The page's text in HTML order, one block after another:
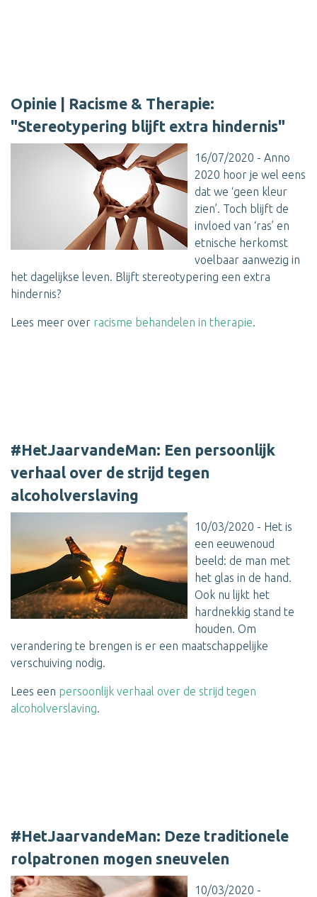
Opinie | Racisme & Therapie:
"Stereotypering blijft extra hindernis"
16/07/2020 - Anno
2020 hoor je wel eens
dat we ‘geen kleur
zien’. Toch blijft de
invloed van ‘ras’ en
etnische herkomst
voelbaar aanwezig in
het dagelijkse leven. Blijft stereotypering een extra
hindernis?
Lees meer over racisme behandelen in therapie.
#HetJaarvandeMan: Een persoonlijk
verhaal over de strijd tegen
alcoholverslaving
10/03/2020 - Het is
een eeuwenoud
beeld: de man met
het glas in de hand.
Ook nu lijkt het
hardnekkig stand te
houden. Om
verandering te brengen is er een maatschappelijke
verschuiving nodig.
Lees een persoonlijk verhaal over de strijd tegen
alcoholverslaving.
#HetJaarvandeMan: Deze traditionele
rolpatronen mogen sneuvelen
10/03/2020 -